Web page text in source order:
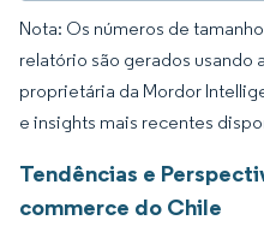
Nota: Os números de
relatório são gerados usando
proprietária da Mordor
e insights mais recentes
Tendências e
commerce do Chile